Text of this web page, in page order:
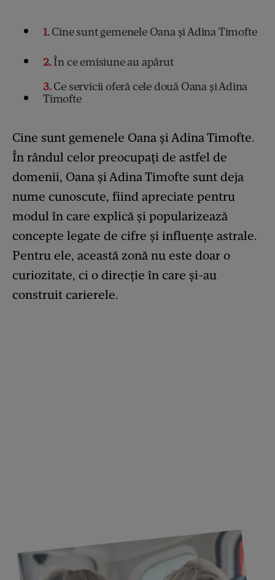
1Cine sunt gemenele Oana și Adina Timofte
2În ce emisiune au apărut
3Ce servicii oferă cele două Oana și Adina
Timofte
Cine sunt gemenele Oana și Adina Timofte.
În rândul celor preocupați de astfel de
domenii, Oana și Adina Timofte sunt deja
nume cunoscute, fiind apreciate pentru
modul în care explică și popularizează
concepte legate de cifre și influențe astrale.
Pentru ele, această zonă nu este doar o
curiozitate, ci o direcție în care și-au
construit carierele.